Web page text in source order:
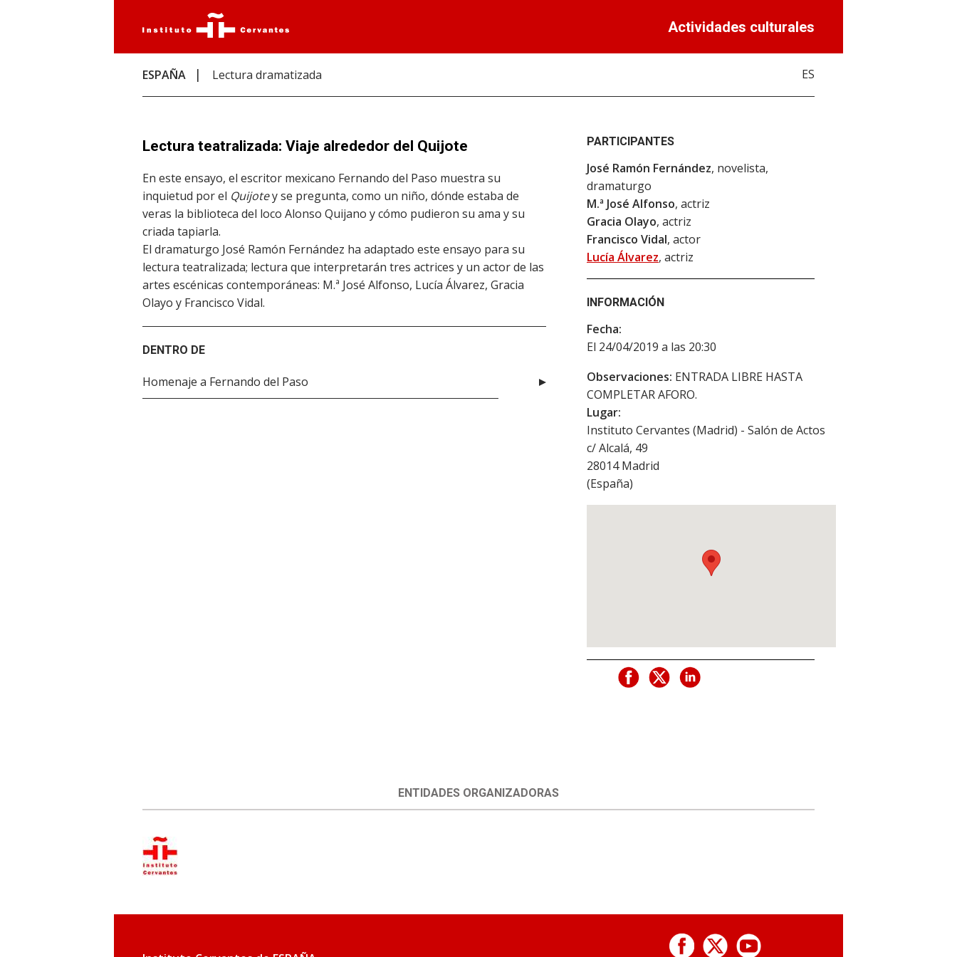
Actividades culturales
ESPAÑA Lectura dramatizada ES
Lectura teatralizada: Viaje alrededor del Quijote
En este ensayo, el escritor mexicano Fernando del Paso muestra su
inquietud por el Quijotey se pregunta, como un niño, dónde estaba de
veras la biblioteca del loco Alonso Quijano y cómo pudieron su ama y su
criada tapiarla.
El dramaturgo José Ramón Fernández ha adaptado este ensayo para su
lectura teatralizada; lectura que interpretarán tres actrices y un actor de las
artes escénicas contemporáneas: M.ª José Alfonso, Lucía Álvarez, Gracia
Olayo y Francisco Vidal.
DENTRO DE
Homenaje a Fernando del Paso
PARTICIPANTES
José Ramón Fernández, novelista,
dramaturgo
M.ª José Alfonso, actriz
Gracia Olayo, actriz
Francisco Vidal, actor
Lucía Álvarez, actriz
INFORMACIÓN
Fecha:
El 24/04/2019 a las 20:30
Observaciones: ENTRADA LIBRE HASTA
COMPLETAR AFORO.
Lugar:
Instituto Cervantes (Madrid) - Salón de Actos
c/ Alcalá, 49
28014Madrid
(España)
ENTIDADES ORGANIZADORAS